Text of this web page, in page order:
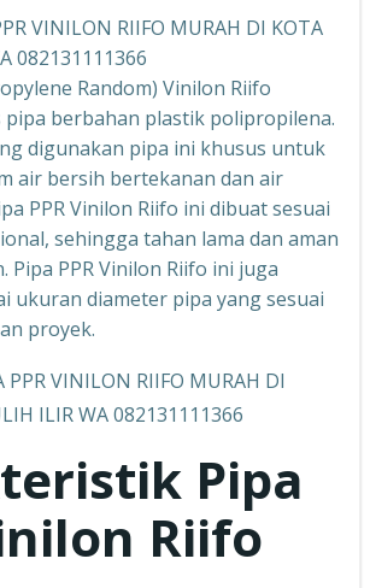
VINILON RIIFO MURAH DI KOTA
082131111366
Random) Vinilon Riifo
pipa berbahan plastik polipropilena.
digunakan pipa ini khusus untuk
air bersih bertekanan dan air
PPR Vinilon Riifo ini dibuat sesuai
sehingga tahan lama dan aman
Pipa PPR Vinilon Riifo ini juga
ukuran diameter pipa yang sesuai
proyek.
Pipa
Riifo